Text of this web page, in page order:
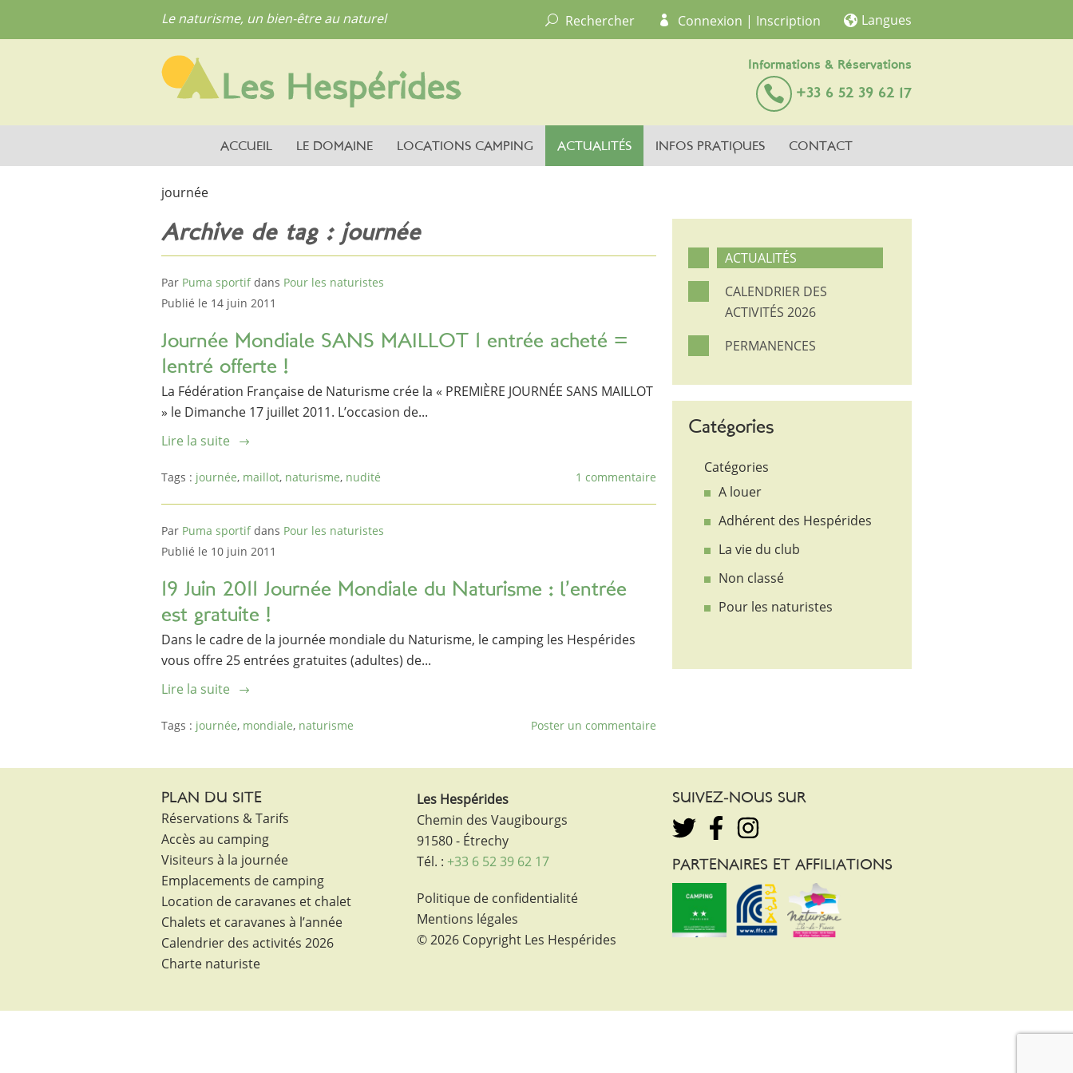
ACCUEIL LE DOMAINE LOCATIONS CAMPING ACTUALITÉS INFOS PRATIQUES CONTACT
Le naturisme, un bien-être au naturel Rechercher Connexion | Inscription Langues
Informations & Réservations
+33 6 52 39 62 17
journée
Archive de tag : journée
Par Puma sportif dans Pour les naturistes
Publié le 14 juin 2011
Journée Mondiale SANS MAILLOT 1 entrée acheté =
1entré offerte !
La Fédération Française de Naturisme crée la « PREMIÈRE JOURNÉE SANS MAILLOT
» le Dimanche 17 juillet 2011. L’occasion de...
Lire la suite
Tags : journée, maillot, naturisme, nudité 1 commentaire
Par Puma sportif dans Pour les naturistes
Publié le 10 juin 2011
19 Juin 2011 Journée Mondiale du Naturisme : l’entrée
est gratuite !
Dans le cadre de la journée mondiale du Naturisme, le camping les Hespérides
vous offre 25 entrées gratuites (adultes) de...
Lire la suite
Tags : journée, mondiale, naturisme Poster un commentaire
ACTUALITÉS
CALENDRIER DES
ACTIVITÉS 2026
PERMANENCES
Catégories
Catégories
A louer
Adhérent des Hespérides
La vie du club
Non classé
Pour les naturistes
PLAN DU SITE
Réservations & Tarifs
Accès au camping
Visiteurs à la journée
Emplacements de camping
Location de caravanes et chalet
Chalets et caravanes à l’année
Calendrier des activités 2026
Charte naturiste
Les Hespérides
Chemin des Vaugibourgs
91580 - Étrechy
Tél. : +33 6 52 39 62 17
Politique de confidentialité
Mentions légales
© 2026 Copyright Les Hespérides
SUIVEZ-NOUS SUR
PARTENAIRES ET AFFILIATIONS